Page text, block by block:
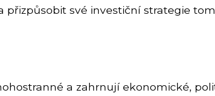
své investiční strategie
a zahrnují ekonomické,